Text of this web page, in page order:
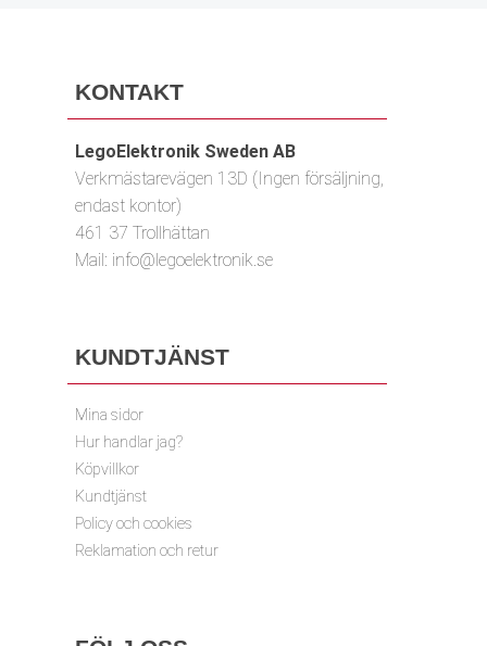
KONTAKT
LegoElektronik Sweden AB
Verkmästarevägen 13D (Ingen försäljning,
endast kontor)
461 37 Trollhättan
Mail: info@legoelektronik.se
KUNDTJÄNST
Mina sidor
Hur handlar jag?
Köpvillkor
Kundtjänst
Policy och cookies
Reklamation och retur